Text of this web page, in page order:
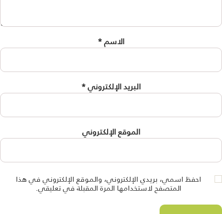
الاسم*
البريد الإلكتروني*
الموقع الإلكتروني
احفظ اسمي، بريدي الإلكتروني، والموقع الإلكتروني في هذا
المتصفح لاستخدامها المرة المقبلة في تعليقي.